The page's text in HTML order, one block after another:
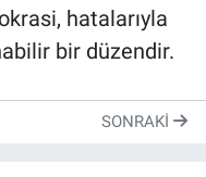
hatalarıyla
bir düzendir.
SONRAKI